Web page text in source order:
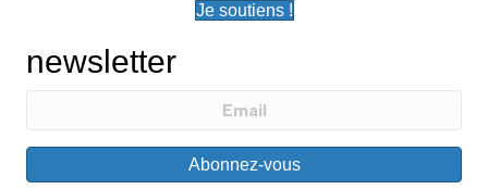
Je soutiens !
newsletter
Abonnez-vous